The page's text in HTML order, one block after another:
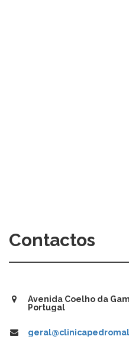
Contactos
Avenida Coelho da
Portugal